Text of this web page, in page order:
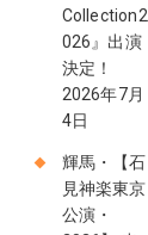
Collection2
026』出演
決定！
2026年7月
4日
輝馬・【石
見神楽東京
公演・